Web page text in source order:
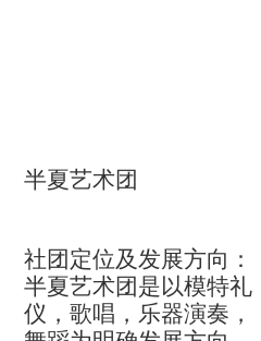
半夏艺术团
社团定位及发展方向：
半夏艺术团是以模特礼
仪，歌唱，乐器演奏，